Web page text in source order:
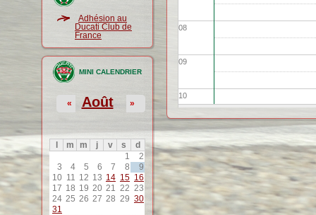
Adhésion au
Ducati Club de
France
MINI CALENDRIER
Août
« »
m m j v s
d
1
2
3
4 5 6 7 8
9
10 11 12 13 14 15 16
17 18 19 20 21 22 23
24 25 26 27 28 29 30
31
08
09
10
11
12
13